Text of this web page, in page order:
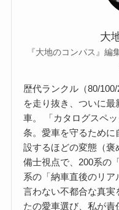
大
『大地のコンパス』
歴代ランクル（80/
を走り抜き、ついに
車。 「カタログスペ
条。愛車を守るため
設するほどの変態（
備士視点で、200系の
系の「納車直後のリ
言わない不都合な真実
たの愛車選び、私が責